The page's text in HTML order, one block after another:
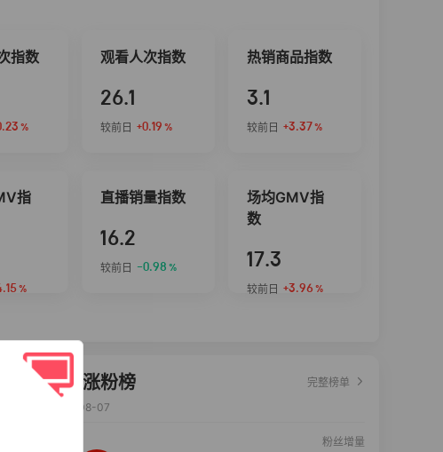
指数
%
观看人次指数
26.1
较前日 +0.19 %
热销商品指数
3.1
较前日 +3.37%
指
%
直播销量指数
16.2
较前日 -0.98 %
场均GMV指
数
17.3
较前日 +3.96 %
达人涨粉榜
完整榜单
2026-08-07
粉丝增量